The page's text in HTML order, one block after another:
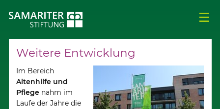
Weitere Entwicklung
Im Bereich
Altenhilfe und
Pflege nahm im
Laufe der Jahre die